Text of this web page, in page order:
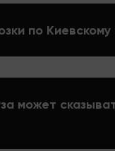
по Киевскому
может